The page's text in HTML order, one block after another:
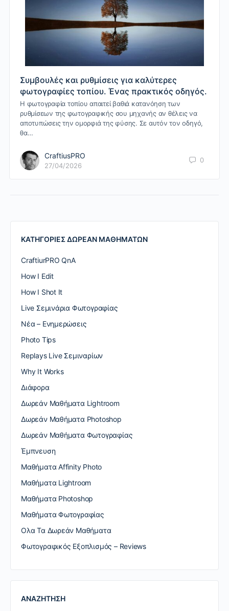
Συμβουλές και ρυθμίσεις για καλύτερες
φωτογραφίες τοπίου. Ένας πρακτικός οδηγός.
Η φωτογραφία τοπίου απαιτεί βαθιά κατανόηση των
ρυθμίσεων της φωτογραφικής σου μηχανής αν θέλεις να
αποτυπώσεις την ομορφιά της φύσης. Σε αυτόν τον οδηγό,
θα…
CraftiusPRO
27/04/2026
0
ΚΑΤΗΓΟΡΙΕΣ ΔΩΡΕΑΝ ΜΑΘΗΜΑΤΩΝ
CraftiurPRO QnA
How I Edit
How I Shot It
Live Σεμινάρια Φωτογραφίας
Nέα – Ενημερώσεις
Photo Tips
Replays Live Σεμιναρίων
Why It Works
Διάφορα
Δωρεάν Μαθήματα Lightroom
Δωρεάν Μαθήματα Photoshop
Δωρεάν Μαθήματα Φωτογραφίας
Έμπνευση
Μαθήματα Affinity Photo
Μαθήματα Lightroom
Μαθήματα Photoshop
Μαθήματα Φωτογραφίας
Ολα Τα Δωρεάν Μαθήματα
Φωτογραφικός Εξοπλισμός – Reviews
ΑΝΑΖΗΤΗΣΗ